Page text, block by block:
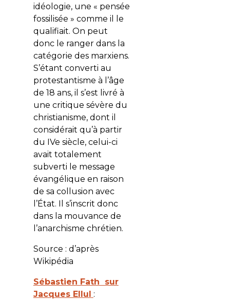
idéologie, une « pensée
fossilisée » comme il le
qualifiait. On peut
donc le ranger dans la
catégorie des marxiens.
S’étant converti au
protestantisme à l’âge
de 18 ans, il s’est livré à
une critique sévère du
christianisme, dont il
considérait qu’à partir
du IVe siècle, celui-ci
avait totalement
subverti le message
évangélique en raison
de sa collusion avec
l’État. Il s’inscrit donc
dans la mouvance de
l’anarchisme chrétien.
Source : d’après
Wikipédia
Sébastien Fath sur
Jacques Ellul :